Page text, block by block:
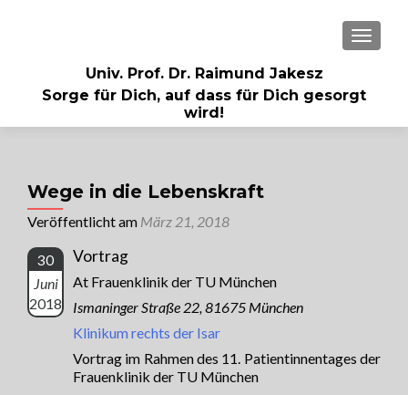
MENU
Univ. Prof. Dr. Raimund Jakesz
Sorge für Dich, auf dass für Dich gesorgt
wird!
Wege in die Lebenskraft
Veröffentlicht am März 21, 2018
30
Juni
2018
Vortrag
At Frauenklinik der TU München
Ismaninger Straße 22, 81675 München
Klinikum rechts der Isar
Vortrag im Rahmen des 11. Patientinnentages der
Frauenklinik der TU München